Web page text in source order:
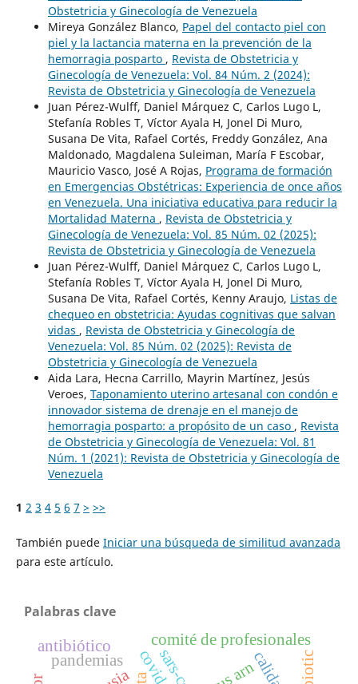
Obstetricia y Ginecología de Venezuela
Mireya González Blanco, Papel del contacto piel con
piel y la lactancia materna en la prevención de la
hemorragia posparto , Revista de Obstetricia y
Ginecología de Venezuela: Vol. 84 Núm. 2 (2024):
Revista de Obstetricia y Ginecología de Venezuela
Juan Pérez-Wulff, Daniel Márquez C, Carlos Lugo L,
Stefanía Robles T, Víctor Ayala H, Jonel Di Muro,
Susana De Vita, Rafael Cortés, Freddy González, Ana
Maldonado, Magdalena Suleiman, María F Escobar,
Mauricio Vasco, José A Rojas, Programa de formación
en Emergencias Obstétricas: Experiencia de once años
en Venezuela. Una iniciativa educativa para reducir la
Mortalidad Materna , Revista de Obstetricia y
Ginecología de Venezuela: Vol. 85 Núm. 02 (2025):
Revista de Obstetricia y Ginecología de Venezuela
Juan Pérez-Wulff, Daniel Márquez C, Carlos Lugo L,
Stefanía Robles T, Víctor Ayala H, Jonel Di Muro,
Susana De Vita, Rafael Cortés, Kenny Araujo, Listas de
chequeo en obstetricia: Ayudas cognitivas que salvan
vidas , Revista de Obstetricia y Ginecología de
Venezuela: Vol. 85 Núm. 02 (2025): Revista de
Obstetricia y Ginecología de Venezuela
Aida Lara, Hecna Carrillo, Mayrin Martínez, Jesús
Veroes, Taponamiento uterino artesanal con condón e
innovador sistema de drenaje en el manejo de
hemorragia posparto: a propósito de un caso , Revista
de Obstetricia y Ginecología de Venezuela: Vol. 81
Núm. 1 (2021): Revista de Obstetricia y Ginecología de
Venezuela
1 2 3 4 5 6 7 > >>
También puede Iniciar una búsqueda de similitud avanzada
para este artículo.
Palabras clave
comité de profesionales
pandemias
antibiótico